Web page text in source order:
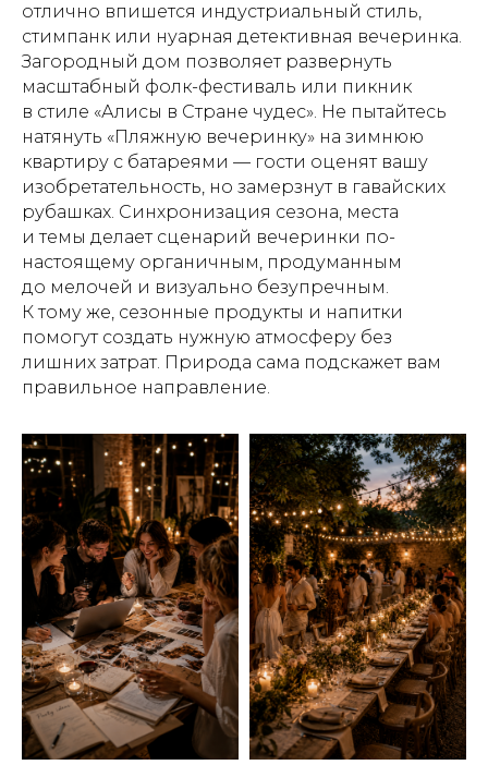
отлично впишется индустриальный стиль,
стимпанк или нуарная детективная вечеринка.
Загородный дом позволяет развернуть
масштабный фолк-фестиваль или пикник
в стиле «Алисы в Стране чудес». Не пытайтесь
натянуть «Пляжную вечеринку» на зимнюю
квартиру с батареями — гости оценят вашу
изобретательность, но замерзнут в гавайских
рубашках. Синхронизация сезона, места
и темы делает сценарий вечеринки по-
настоящему органичным, продуманным
до мелочей и визуально безупречным.
К тому же, сезонные продукты и напитки
помогут создать нужную атмосферу без
лишних затрат. Природа сама подскажет вам
правильное направление.